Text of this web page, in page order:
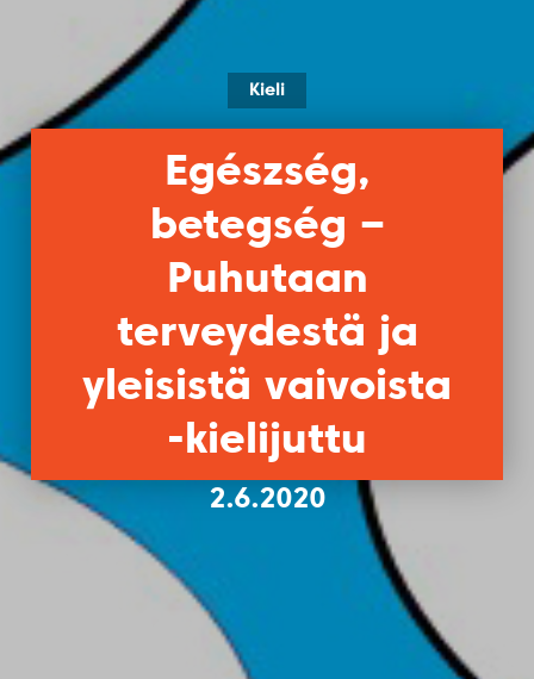
Kieli
Egészség,
betegség ‒
Puhutaan
terveydestä ja
yleisistä vaivoista
-kielijuttu
2.6.2020